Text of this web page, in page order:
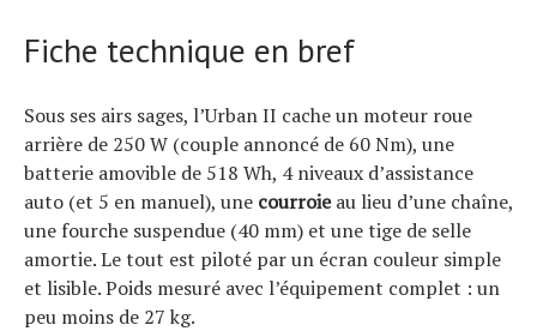
Fiche technique en bref
Sous ses airs sages, l’Urban II cache un moteur roue
arrière de 250 W (couple annoncé de 60 Nm), une
batterie amovible de 518 Wh, 4 niveaux d’assistance
auto (et 5 en manuel), une courroieau lieu d’une chaîne,
une fourche suspendue (40 mm) et une tige de selle
amortie. Le tout est piloté par un écran couleur simple
et lisible. Poids mesuré avec l’équipement complet : un
peu moins de 27 kg.